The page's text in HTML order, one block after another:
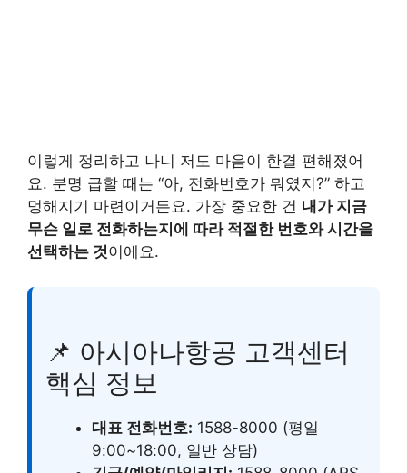
이렇게 정리하고 나니 저도 마음이 한결 편해졌어
요. 분명 급할 때는 “아, 전화번호가 뭐였지?” 하고
멍해지기 마련이거든요. 가장 중요한 건 내가 지금
무슨 일로 전화하는지에 따라 적절한 번호와 시간을
선택하는 것이에요.
📌 아시아나항공 고객센터
핵심 정보
대표 전화번호: 1588-8000 (평일
9:00~18:00, 일반 상담)